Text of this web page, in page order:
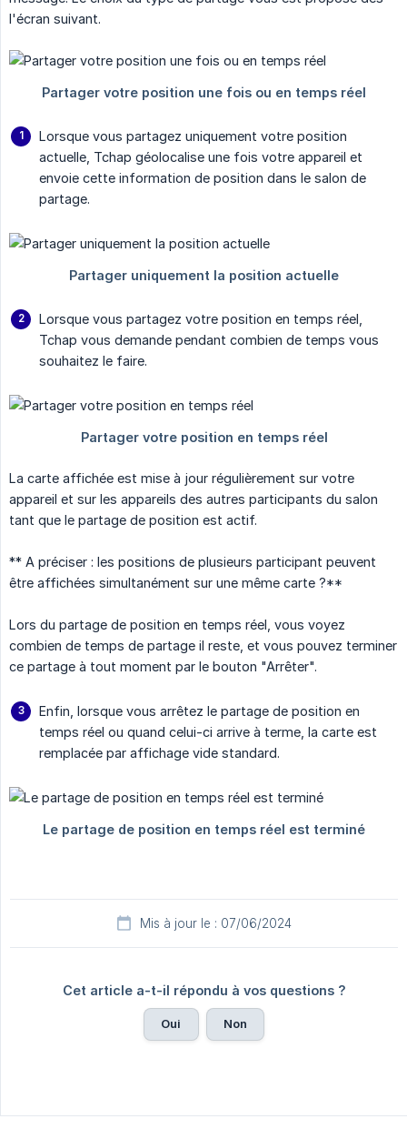
l'écran suivant.
Lorsque vous partagez uniquement votre position
actuelle, Tchap géolocalise une fois votre appareil et
envoie cette information de position dans le salon de
partage.
Lorsque vous partagez votre position en temps réel,
Tchap vous demande pendant combien de temps vous
souhaitez le faire.
La carte affichée est mise à jour régulièrement sur votre
appareil et sur les appareils des autres participants du salon
tant que le partage de position est actif.
** A préciser : les positions de plusieurs participant peuvent
être affichées simultanément sur une même carte ?**
Lors du partage de position en temps réel, vous voyez
combien de temps de partage il reste, et vous pouvez terminer
ce partage à tout moment par le bouton "Arrêter".
Enfin, lorsque vous arrêtez le partage de position en
temps réel ou quand celui-ci arrive à terme, la carte est
remplacée par affichage vide standard.
Mis à jour le : 07/06/2024
Cet article a-t-il répondu à vos questions ?
Oui Non